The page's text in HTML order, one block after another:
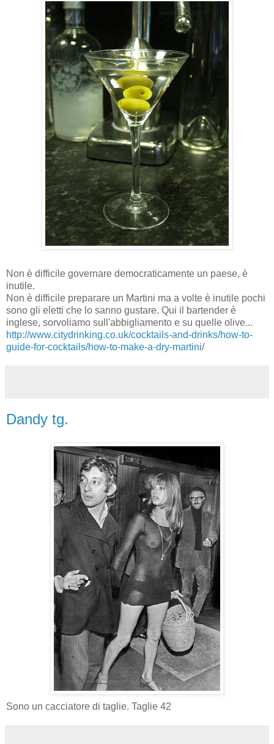
Non è difficile governare democraticamente un paese, è
inutile.
Non è difficile preparare un Martini ma a volte è inutile pochi
sono gli eletti che lo sanno gustare. Qui il bartender è
inglese, sorvoliamo sull'abbigliamento e su quelle olive...
http://www.citydrinking.co.uk/cocktails-and-drinks/how-to-
guide-for-cocktails/how-to-make-a-dry-martini/
Dandy tg.
Sono un cacciatore di taglie. Taglie 42